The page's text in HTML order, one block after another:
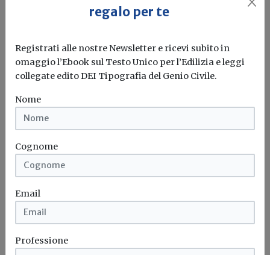
Iscriviti alla newsletter di
Build News
regalo per te
Registrati alle nostre Newsletter e ricevi subito in
omaggio l’Ebook sul Testo Unico per l’Edilizia e leggi
collegate edito DEI Tipografia del Genio Civile.
Nome
Cognome
Email
Professione